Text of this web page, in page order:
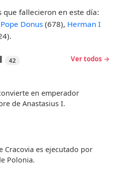
que fallecieron en este día:
Pope Donus (678), Herman I
42 Ver todos →
en emperador
de Anastasius I.
Cracovia es ejecutado por
Polonia.